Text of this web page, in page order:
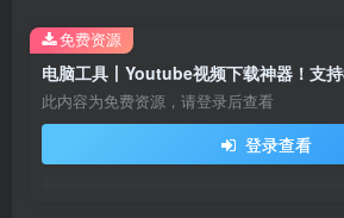
此内容为免费资源，请登录后查看
登录查看
免费资源